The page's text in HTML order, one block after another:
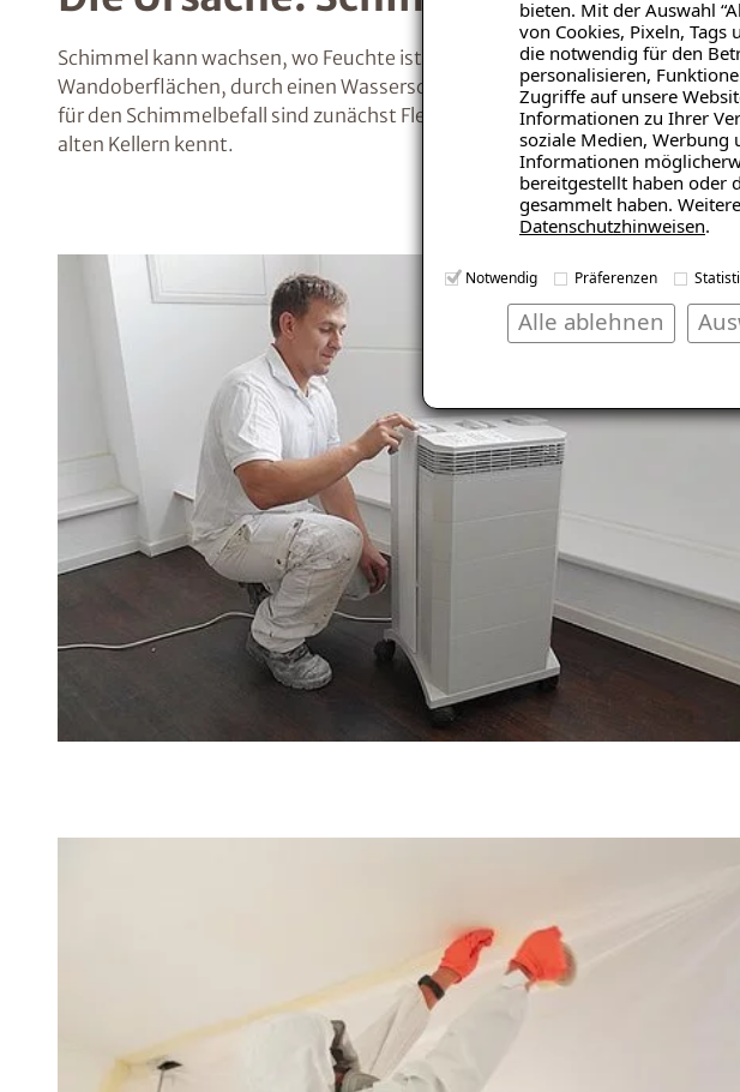
bieten. Mit der Auswahl
von Cookies, Pixeln, Tags
die notwendig für den
personalisieren,
Zugriffe auf unsere
Informationen zu Ihrer
soziale Medien, Werbung
Informationen
bereitgestellt haben oder
gesammelt haben.
Datenschutzhinweisen.
Notwendig Präferenzen
Alle ablehnen
Schimmel kann wachsen, wo Feuchte ist. Diese kann z.B. durch
Wandoberflächen, durch einen Wasserschaden oder eine defekte
für den Schimmelbefall sind zunächst Flecken, verbunden mit einem
alten Kellern kennt.